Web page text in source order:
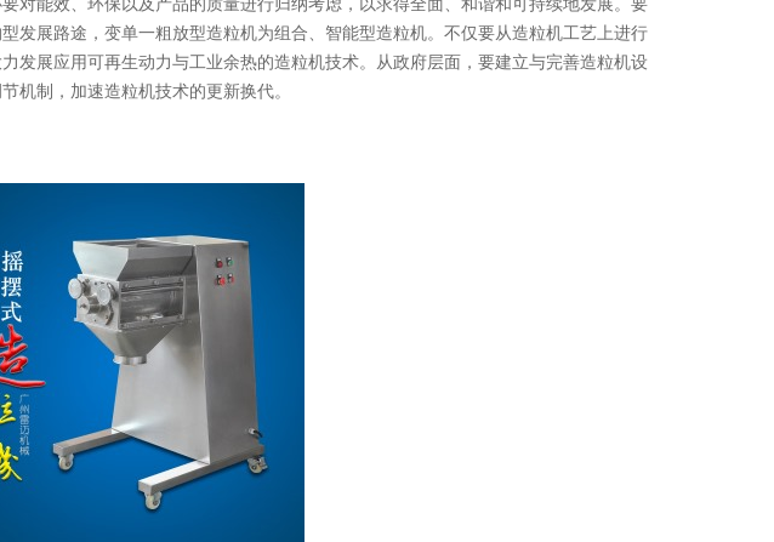
效、环保以及产品的质量进行归纳考虑，以求得全面、和谐和可持续地发展。要
路途，变单一粗放型造粒机为组合、智能型造粒机。不仅要从造粒机工艺上进行
力发展应用可再生动力与工业余热的造粒机技术。从政府层面，要建立与完善造粒机设
，加速造粒机技术的更新换代。